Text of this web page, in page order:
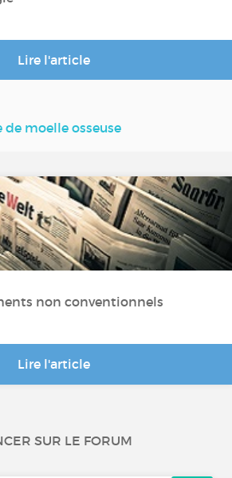
Lire l'article
de moelle osseuse
non conventionnels
Lire l'article
SUR LE FORUM